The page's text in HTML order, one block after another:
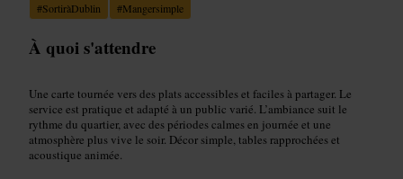
#SortiràDublin #Mangersimple
À quoi s'attendre
Une carte tournée vers des plats accessibles et faciles à partager. Le
service est pratique et adapté à un public varié. L’ambiance suit le
rythme du quartier, avec des périodes calmes en journée et une
atmosphère plus vive le soir. Décor simple, tables rapprochées et
acoustique animée.